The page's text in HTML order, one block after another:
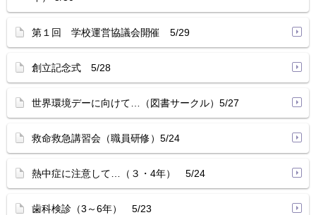
第１回 学校運営協議会開催 5/29
創立記念式 5/28
世界環境デーに向けて…（図書サークル）5/27
救命救急講習会（職員研修）5/24
熱中症に注意して…（３・4年） 5/24
歯科検診（3～6年） 5/23